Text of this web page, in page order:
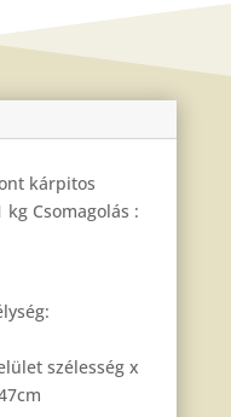
kárpitos
Csomagolás :
szélesség x